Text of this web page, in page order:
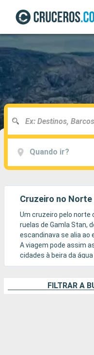
Quando ir?
Cruzeiro no Norte
Um cruzeiro pelo norte
ruelas de Gamla Stan,
escandinava se alia ao
A viagem pode assim
cidades à beira da
FILTRAR A